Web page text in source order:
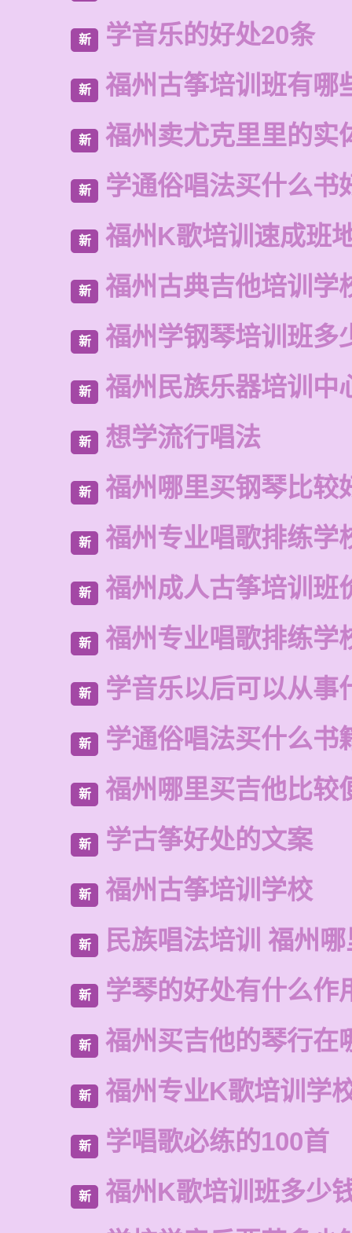
新 学音乐的好处20条
新 福州古筝培训班有哪
新 福州卖尤克里里的实
新 学通俗唱法买什么书
新 福州K歌培训速成班
新 福州古典吉他培训学
新 福州学钢琴培训班多
新 福州民族乐器培训中
新 想学流行唱法
新 福州哪里买钢琴比较
新 福州专业唱歌排练学
新 福州成人古筝培训班
新 福州专业唱歌排练学
新 学音乐以后可以从事
新 学通俗唱法买什么书
新 福州哪里买吉他比较
新 学古筝好处的文案
新 福州古筝培训学校
新 民族唱法培训 福州
新 学琴的好处有什么作
新 福州买吉他的琴行在
新 福州专业K歌培训学
新 学唱歌必练的100首
新
福州K歌培训班多少